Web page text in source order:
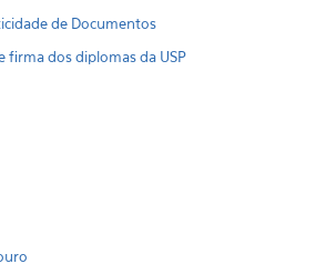
de Documentos
firma dos diplomas da USP